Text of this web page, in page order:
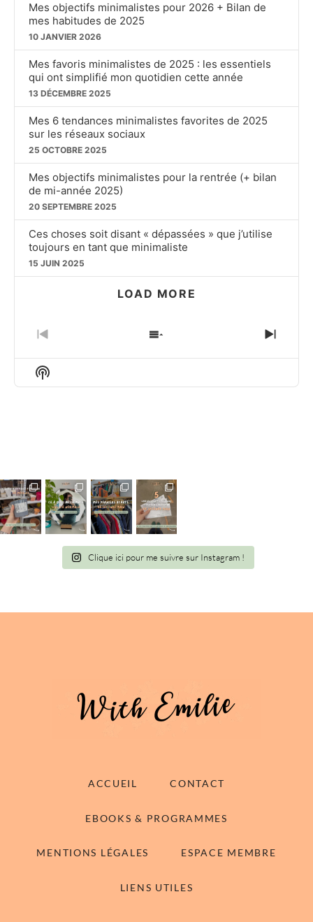
Mes objectifs minimalistes pour 2026 + Bilan de
mes habitudes de 2025
10 JANVIER 2026
Mes favoris minimalistes de 2025 : les essentiels
qui ont simplifié mon quotidien cette année
13 DÉCEMBRE 2025
Mes 6 tendances minimalistes favorites de 2025
sur les réseaux sociaux
25 OCTOBRE 2025
Mes objectifs minimalistes pour la rentrée (+ bilan
de mi-année 2025)
20 SEPTEMBRE 2025
Ces choses soit disant « dépassées » que j’utilise
toujours en tant que minimaliste
15 JUIN 2025
LOAD MORE
PREVIOUS
EPISODE
SHOW
EPISODES
NEXT
Show
Podcast
Clique ici pour me suivre sur Instagram !
ACCUEIL CONTACT
EBOOKS & PROGRAMMES
MENTIONS LÉGALES ESPACE MEMBRE
LIENS UTILES